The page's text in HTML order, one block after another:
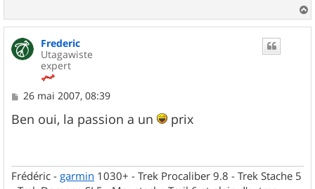
a
Frederic
Utagawiste
expert
M
s
s
26 mai 2007, 08:39
Ben oui, la passion a un prix
Frédéric - garmin 1030+ - Trek Procaliber 9.8 - Trek Stache 5